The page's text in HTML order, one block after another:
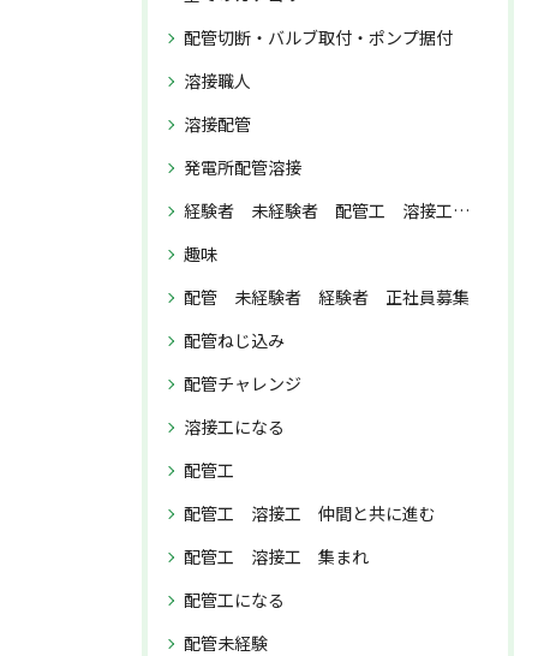
配管切断・バルブ取付・ポンプ据付
溶接職人
溶接配管
発電所配管溶接
経験者 未経験者 配管工 溶接工 正社員募集
趣味
配管 未経験者 経験者 正社員募集
配管ねじ込み
配管チャレンジ
溶接工になる
配管工
配管工 溶接工 仲間と共に進む
配管工 溶接工 集まれ
配管工になる
配管未経験